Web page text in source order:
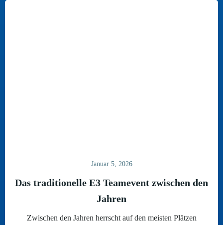
Januar 5, 2026
Das traditionelle E3 Teamevent zwischen den
Jahren
Zwischen den Jahren herrscht auf den meisten Plätzen